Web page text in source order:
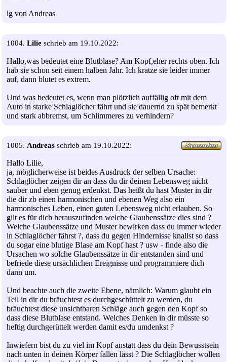
lg von Andreas
1004. Lilie schrieb am 19.10.2022:
Hallo,was bedeutet eine Blutblase? Am Kopf,eher rechts oben. Ich
hab sie schon seit einem halben Jahr. Ich kratze sie leider immer
auf, dann blutet es extrem.
Und was bedeutet es, wenn man plötzlich auffällig oft mit dem
Auto in starke Schlaglöcher fährt und sie dauernd zu spät bemerkt
und stark abbremst, um Schlimmeres zu verhindern?
1005. Andreas schrieb am 19.10.2022:
Hallo Lilie,
ja, möglicherweise ist beides Ausdruck der selben Ursache:
Schlaglöcher zeigen dir an dass du dir deinen Lebensweg nicht
sauber und eben genug erdenkst. Das heißt du hast Muster in dir
die dir zb einen harmonischen und ebenen Weg also ein
harmonisches Leben, einen guten Lebensweg nicht erlauben. So
gilt es für dich herauszufinden welche Glaubenssätze dies sind ?
Welche Glaubenssätze und Muster bewirken dass du immer wieder
in Schlaglöcher fährst ?, dass du gegen Hindernisse knallst so dass
du sogar eine blutige Blase am Kopf hast ? usw - finde also die
Ursachen wo solche Glaubenssätze in dir entstanden sind und
befriede diese ursächlichen Ereignisse und programmiere dich
dann um.
Und beachte auch die zweite Ebene, nämlich: Warum glaubt ein
Teil in dir du bräuchtest es durchgeschüttelt zu werden, du
bräuchtest diese unsichtbaren Schläge auch gegen den Kopf so
dass diese Blutblase entstand. Welches Denken in dir müsste so
heftig durchgerüttelt werden damit es/du umdenkst ?
Inwiefern bist du zu viel im Kopf anstatt dass du dein Bewusstsein
nach unten in deinen Körper fallen lässt ? Die Schlaglöcher wollen